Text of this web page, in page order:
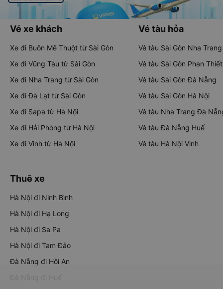
Vé xe khách
Xe đi Buôn Mê Thuột từ Sài Gòn
Xe đi Vũng Tàu từ Sài Gòn
Xe đi Nha Trang từ Sài Gòn
Xe đi Đà Lạt từ Sài Gòn
Xe đi Sapa từ Hà Nội
Xe đi Hải Phòng từ Hà Nội
Xe đi Vinh từ Hà Nội
Vé tàu hỏa
Vé tàu Sài Gòn Nha Trang
Vé tàu Sài Gòn Phan Thiết
Vé tàu Sài Gòn Đà Nẵng
Vé tàu Sài Gòn Hà Nội
Vé tàu Nha Trang Đà
Vé tàu Đà Nẵng Huế
Vé tàu Hà Nội Vinh
Thuê xe
Hà Nội đi Ninh Bình
Hà Nội đi Hạ Long
Hà Nội đi Sa Pa
Hà Nội đi Tam Đảo
Đà Nẵng đi Hội An
Đà Nẵng đi Huế